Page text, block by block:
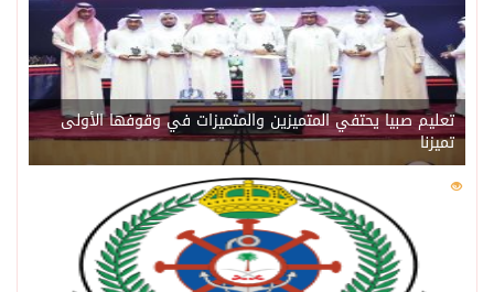
تعليم صبيا يحتفي المتميزين والمتميزات في وقوفها الأولى
تميزنا
216